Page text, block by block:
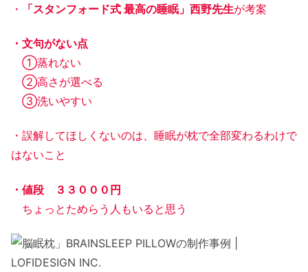
・ 「スタンフォード式 最高の睡眠」西野先生が考案
・文句がない点
①蒸れない
②高さが選べる
③洗いやすい
・誤解してほしくないのは、睡眠が枕で全部変わるわけで
はないこと
・値段 ３３０００円
ちょっとためらう人もいると思う